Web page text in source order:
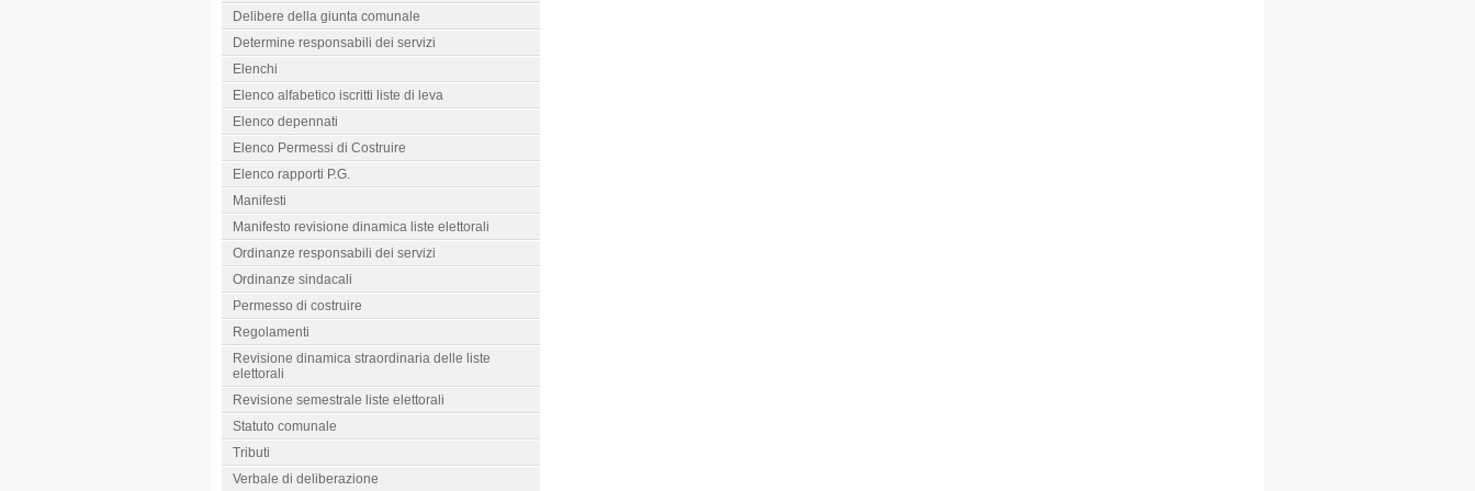
Delibere della giunta comunale
Determine responsabili dei servizi
Elenchi
Elenco alfabetico iscritti liste di leva
Elenco depennati
Elenco Permessi di Costruire
Elenco rapporti P.G.
Manifesti
Manifesto revisione dinamica liste elettorali
Ordinanze responsabili dei servizi
Ordinanze sindacali
Permesso di costruire
Regolamenti
Revisione dinamica straordinaria delle liste
elettorali
Revisione semestrale liste elettorali
Statuto comunale
Tributi
Verbale di deliberazione